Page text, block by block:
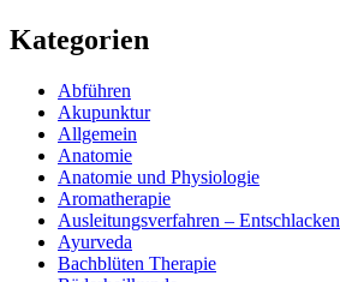
Kategorien
Abführen
Akupunktur
Allgemein
Anatomie
Anatomie und Physiologie
Aromatherapie
Ausleitungsverfahren – Entschlacken
Ayurveda
Bachblüten Therapie